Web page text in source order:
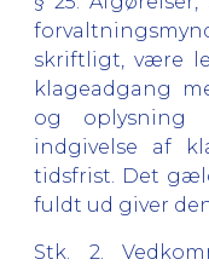
skriftligt, være
klageadgang
og oplysning
indgivelse af
tidsfrist. Det
fuldt ud giver
Stk. 2.